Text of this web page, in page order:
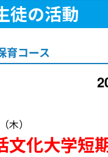
徒の活動
コース
木）
文化大学短